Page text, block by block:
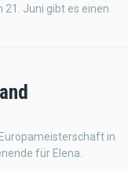
Juni gibt es einen
in
für Elena.